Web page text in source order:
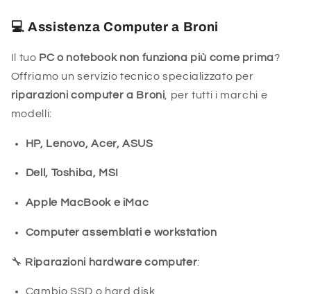
💻 Assistenza Computer a Broni
Il tuo PC o notebook non funziona più come prima?
Offriamo un servizio tecnico specializzato per
riparazioni computer a Broni , per tutti i marchi e
modelli:
HP, Lenovo, Acer, ASUS
Dell, Toshiba, MSI
Apple MacBook e iMac
Computer assemblati e workstation
🔧 Riparazioni hardware computer:
Cambio SSD o hard disk